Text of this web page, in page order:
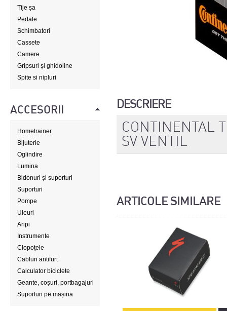
Tije șa
Pedale
Schimbatori
Cassete
Camere
Gripsuri și ghidoline
Spite si nipluri
ACCESORII
Hometrainer
Bijuterie
Oglindire
Lumina
Bidonuri și suporturi
Suporturi
Pompe
Uleuri
Aripi
Instrumente
Clopoțele
Cabluri antifurt
Calculator biciclete
Geante, coșuri, portbagajuri
Suporturi pe mașina
DESCRIERE
CONTINENTAL
SV VENTIL
ARTICOLE SIMILARE